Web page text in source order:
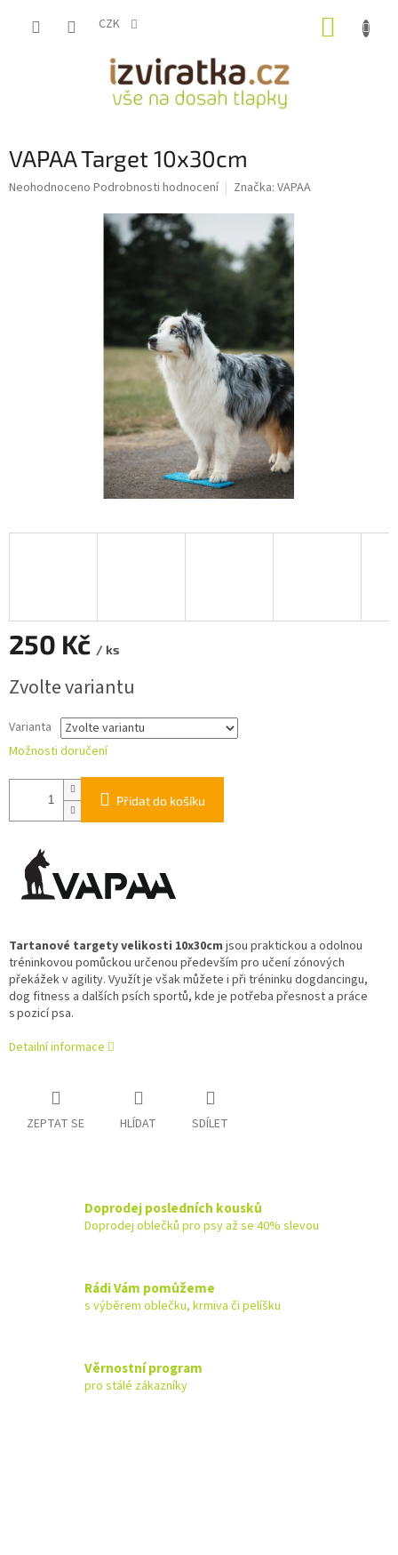
CZK
VAPAA Target 10x30cm
Průměrné
Neohodnoceno Podrobnosti hodnocení Značka: VAPAA
250 Kč / ks
cena:
Zvolte variantu
Varianta
Možnosti doručení
Přidat do košíku
Tartanové targety velikosti 10x30cm jsou praktickou a odolnou
tréninkovou pomůckou určenou především pro učení zónových
překážek v agility. Využít je však můžete i při tréninku dogdancingu,
dog fitness a dalších psích sportů, kde je potřeba přesnost a práce
s pozicí psa.
Detailní informace
ZEPTAT SE HLÍDAT SDÍLET
Doprodej posledních kousků
Doprodej oblečků pro psy až se 40% slevou
Rádi Vám pomůžeme
s výběrem oblečku, krmiva či pelíšku
Věrnostní program
pro stálé zákazníky